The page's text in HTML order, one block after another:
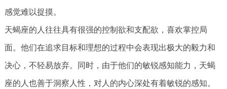
感觉难以捉摸。
天蝎座的人往往具有很强的控制欲和支配欲，喜欢掌控局
面。他们在追求目标和理想的过程中会表现出极大的毅力和
决心，不轻易放弃。同时，由于他们的敏锐感知能力，天蝎
座的人也善于洞察人性，对人的内心深处有着敏锐的感知。